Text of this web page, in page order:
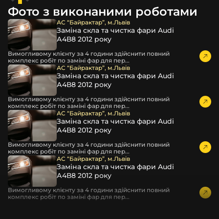
захисної стрейч-плівки, потім у додаткову плівку з
повітрям – і все це повноцінно захищає скло фари під
час перевезення та цілком прибирає вірогідність
пошкодження товару внаслідок механічних впливів під
час транспортування поштою.
Детальніше про доставку…
Комплектація товару виробника та зовнішній вигляд
товару можуть відрізнятися від фотографій,
представлених на сайті.
Якщо ви шукаєте такі послуги, як заміна скла фари,
розпакування та перепакування фар, відновлення та
ремонт фар, заміна лінз Xenon LED BI-LED, ремонт скла,
корпусу та кріплення фари, налаштування світла,
коригування, діагностика та полірування фари, наші
партнерські сервіси готові надати допомогу по всій
Україні.
Ми опанували мистецтво автосвітла, і це підтвердять
тисячі задоволених клієнтів. Розмаїття вибору, постійна
наявність на складі, свіжі поступлення, доступна ціна,
Фото з виконаними роботами
АС “Байрактар”, м.Львів
Заміна скла та чистка фари Audi
А4В8 2012 року
Вимогливому клієнту за 4 години здійснити повний
комплекс робіт по заміні фар для пер...
АС “Байрактар”, м.Львів
Заміна скла та чистка фари Audi
А4В8 2012 року
Вимогливому клієнту за 4 години здійснити повний
комплекс робіт по заміні фар для пер...
АС “Байрактар”, м.Львів
Заміна скла та чистка фари Audi
А4В8 2012 року
Вимогливому клієнту за 4 години здійснити повний
комплекс робіт по заміні фар для пер...
АС “Байрактар”, м.Львів
Заміна скла та чистка фари Audi
А4В8 2012 року
Вимогливому клієнту за 4 години здійснити повний
комплекс робіт по заміні фар для пер...